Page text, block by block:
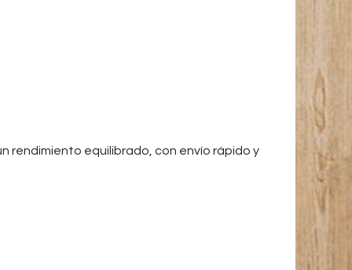
rendimiento equilibrado, con envío rápido y